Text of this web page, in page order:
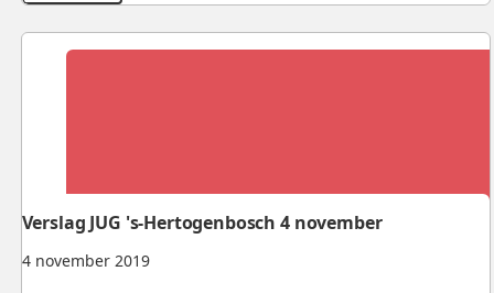
4 november 2019
Verslag JUG 's-Hertogenbosch 4 november